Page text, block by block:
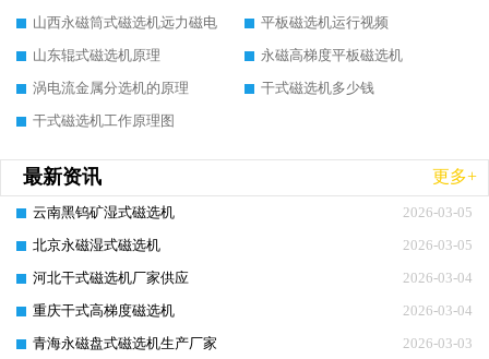
山西永磁筒式磁选机远力磁电
平板磁选机运行视频
山东辊式磁选机原理
永磁高梯度平板磁选机
涡电流金属分选机的原理
干式磁选机多少钱
干式磁选机工作原理图
最新资讯 更多+
2026-03-05
云南黑钨矿湿式磁选机
2026-03-05
北京永磁湿式磁选机
2026-03-04
河北干式磁选机厂家供应
2026-03-04
重庆干式高梯度磁选机
2026-03-03
青海永磁盘式磁选机生产厂家